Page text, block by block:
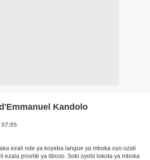
Kandolo
07:05
ezali nde ya koyeba langue ya mboka oyo ozali
ezala priorité ya liboso. Soki oyebi lokota ya mboka